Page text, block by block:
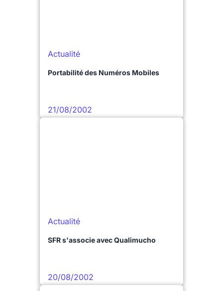
Actualité
Portabilité des Numéros Mobiles
21/08/2002
Actualité
SFR s'associe avec Qualimucho
20/08/2002